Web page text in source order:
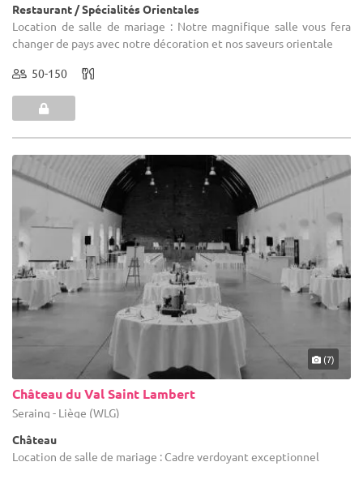
Restaurant / Spécialités Orientales
Location de salle de mariage : Notre magnifique salle vous fera
changer de pays avec notre décoration et nos saveurs orientale
50-150
(7)
Château du Val Saint Lambert
Seraing - Liège (WLG)
Château
Location de salle de mariage : Cadre verdoyant exceptionnel